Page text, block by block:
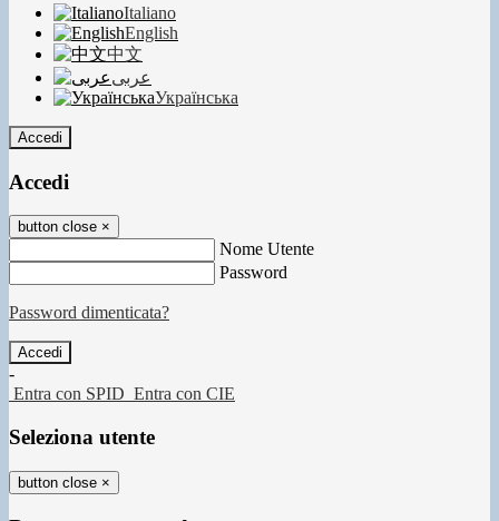
Italiano
English
中文
عربى
Українська
Accedi
Accedi
button close ×
Nome Utente
Password
Password dimenticata?
-
Entra con SPID Entra con CIE
Seleziona utente
button close ×